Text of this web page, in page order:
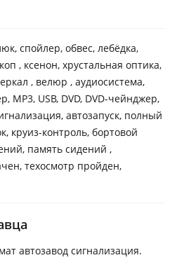
спойлер, обвес, лебёдка,
, ксенон, хрустальная оптика,
, велюр , аудиосистема,
MP3, USB, DVD, DVD-чейнджер,
автозапуск, полный
круиз-контроль, бортовой
память сидений ,
техосмотр пройден,
автозавод сигнализация.